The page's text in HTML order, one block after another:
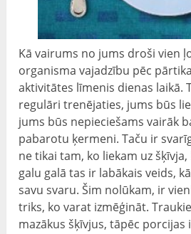
Kā vairums no jums droši vien
organisma vajadzību pēc
aktivitātes līmenis dienas laikā.
regulāri trenējaties, jums būs
jums būs nepieciešams vairāk
pabarotu ķermeni. Taču ir
ne tikai tam, ko liekam uz
galu galā tas ir labākais veids,
savu svaru. Šim nolūkam, ir
triks, ko varat izmēģināt.
mazākus šķīvjus, tāpēc porcijas